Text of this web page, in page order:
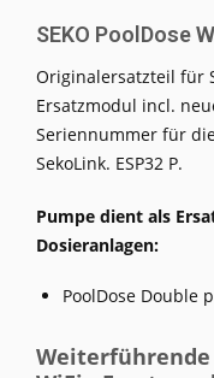
SEKO PoolDose
Originalersatzteil für
Ersatzmodul incl.
Seriennummer für
SekoLink. ESP32 P.
Pumpe dient als
Dosieranlagen:
PoolDose Double
Weiterführende